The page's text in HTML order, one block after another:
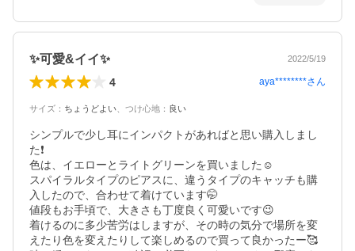
✨可愛&イイ✨ 2022/5/19
4 aya********さん
サイズ ： ちょうどよい つけ心地 ： 良い
シンプルで少し耳にインパクトがあればと思い購入しまし
た❗
色は、イエローとライトグリーンを買いました☺️
スパイラルタイプのピアスに、違うタイプのキャッチも購
入したので、合わせて着けています🤭
値段もお手頃で、大きさも丁度良く可愛いです😉
着けるのに多少苦労はしますが、その時の気分で場所を変
えたり色を変えたりして楽しめるので買って良かったー🥰